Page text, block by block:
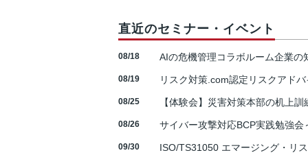
直近のセミナー・イベント
08/18 AIの危機管理コラボルーム企業
08/19 リスク対策.com認定リスクアド
08/25 【体験会】災害対策本部の机上
08/26 サイバー攻撃対応BCP実践勉強
09/30 ISO/TS31050 エマージング・リ